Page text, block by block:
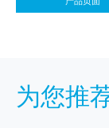
为您推